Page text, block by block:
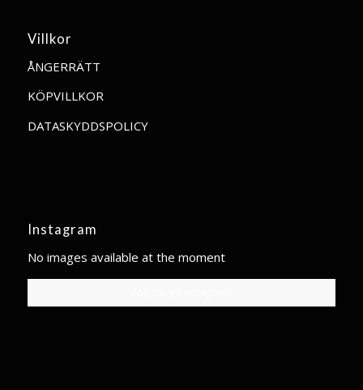
Villkor
ÅNGERRÄTT
KÖPVILLKOR
DATASKYDDSPOLICY
Instagram
No images available at the moment